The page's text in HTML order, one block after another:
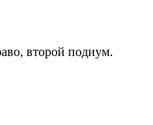
в­торой подиум.